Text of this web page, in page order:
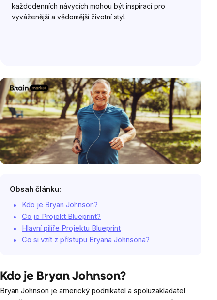
každodenních návycích mohou být inspirací pro
vyváženější a vědomější životní styl.
Obsah článku:
Kdo je Bryan Johnson?
Co je Projekt Blueprint?
Hlavní pilíře Projektu Blueprint
Co si vzít z přístupu Bryana Johnsona?
Kdo je Bryan Johnson?
Bryan Johnson je americký podnikatel a spoluzakladatel